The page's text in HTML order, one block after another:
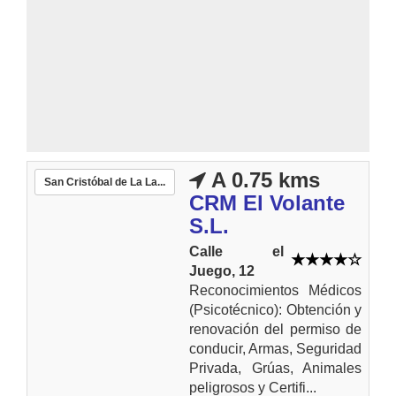
San Cristóbal de La La...
A 0.75 kms
CRM El Volante
S.L.
Calle el
Juego, 12
Reconocimientos Médicos
(Psicotécnico): Obtención y
renovación del permiso de
conducir, Armas, Seguridad
Privada, Grúas, Animales
peligrosos y Certifi...